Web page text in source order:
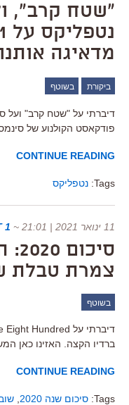
"שטח קרב",
מדאיגה אותנו
ביקורת בשוטף
פודקאסט הקולנוע של
CONTINUE READING
Tags: נטפליקס
11 ינואר 2021 | 21:01 ~
1 COMMENT
צמרת טבלת
בשוטף
ברדיו הקצה. האזינו כאן
CONTINUE READING
Tags: סיכום שנה 2020